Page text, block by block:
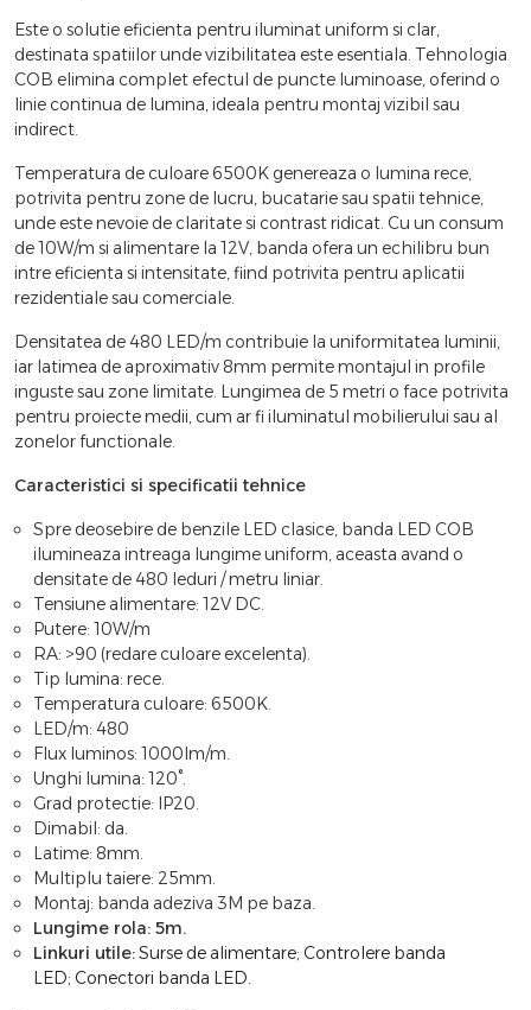
Este o solutie eficienta pentru iluminat uniform si clar,
destinata spatiilor unde vizibilitatea este esentiala. Tehnologia
COB elimina complet efectul de puncte luminoase, oferind o
linie continua de lumina, ideala pentru montaj vizibil sau
indirect.
Temperatura de culoare 6500K genereaza o lumina rece,
potrivita pentru zone de lucru, bucatarie sau spatii tehnice,
unde este nevoie de claritate si contrast ridicat. Cu un consum
de 10W/m si alimentare la 12V, banda ofera un echilibru bun
intre eficienta si intensitate, fiind potrivita pentru aplicatii
rezidentiale sau comerciale.
Densitatea de 480 LED/m contribuie la uniformitatea luminii,
iar latimea de aproximativ 8mm permite montajul in profile
inguste sau zone limitate. Lungimea de 5 metri o face potrivita
pentru proiecte medii, cum ar fi iluminatul mobilierului sau al
zonelor functionale.
Caracteristici si specificatii tehnice
Spre deosebire de benzile LED clasice, banda LED COB
ilumineaza intreaga lungime uniform, aceasta avand o
densitate de 480 leduri / metru liniar.
Tensiune alimentare: 12V DC.
Putere: 10W/m
RA: >90 (redare culoare excelenta).
Tip lumina: rece.
Temperatura culoare: 6500K.
LED/m: 480
Flux luminos: 1000lm/m.
Unghi lumina: 120°.
Grad protectie: IP20.
Dimabil: da.
Latime: 8mm.
Multiplu taiere: 25mm.
Montaj: banda adeziva 3M pe baza.
Lungime rola: 5m.
Linkuri utile:Surse de alimentare; Controlere banda
LED; Conectori banda LED.